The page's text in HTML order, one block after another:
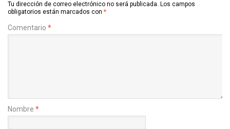
Tu dirección de correo electrónico no será publicada. Los campos
obligatorios están marcados con *
Comentario *
Nombre *